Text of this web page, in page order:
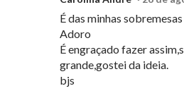
É das minhas
Adoro
É engraçado fazer
grande,gostei da ideia.
bjs